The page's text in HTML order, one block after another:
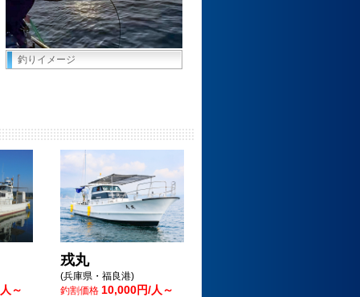
釣りイメージ
～
戎丸
(兵庫県・福良港)
釣割価格 10,000円/人～